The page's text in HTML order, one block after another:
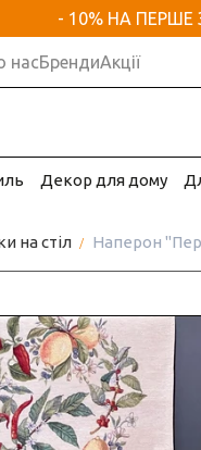
- 10% НА ПЕРШЕ
насБрендиАкції
Декор для дому
на стіл Наперон